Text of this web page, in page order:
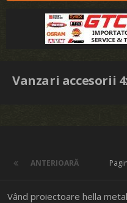
Vanzari accesorii
ANTERIOARĂ
Vând proiectoare hella